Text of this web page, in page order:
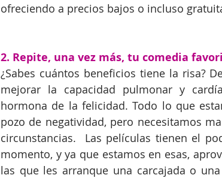
ofreciendo a precios bajos o incluso
2. Repite, una vez más, tu comedia
¿Sabes cuántos beneficios tiene la risa?
mejorar la capacidad pulmonar y
hormona de la felicidad. Todo lo que
pozo de negatividad, pero necesitamos
circunstancias.  Las películas tienen el
momento, y ya que estamos en esas,
las que les arranque una carcajada o